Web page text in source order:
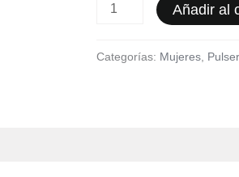
Añadir al
Categorías: Mujeres